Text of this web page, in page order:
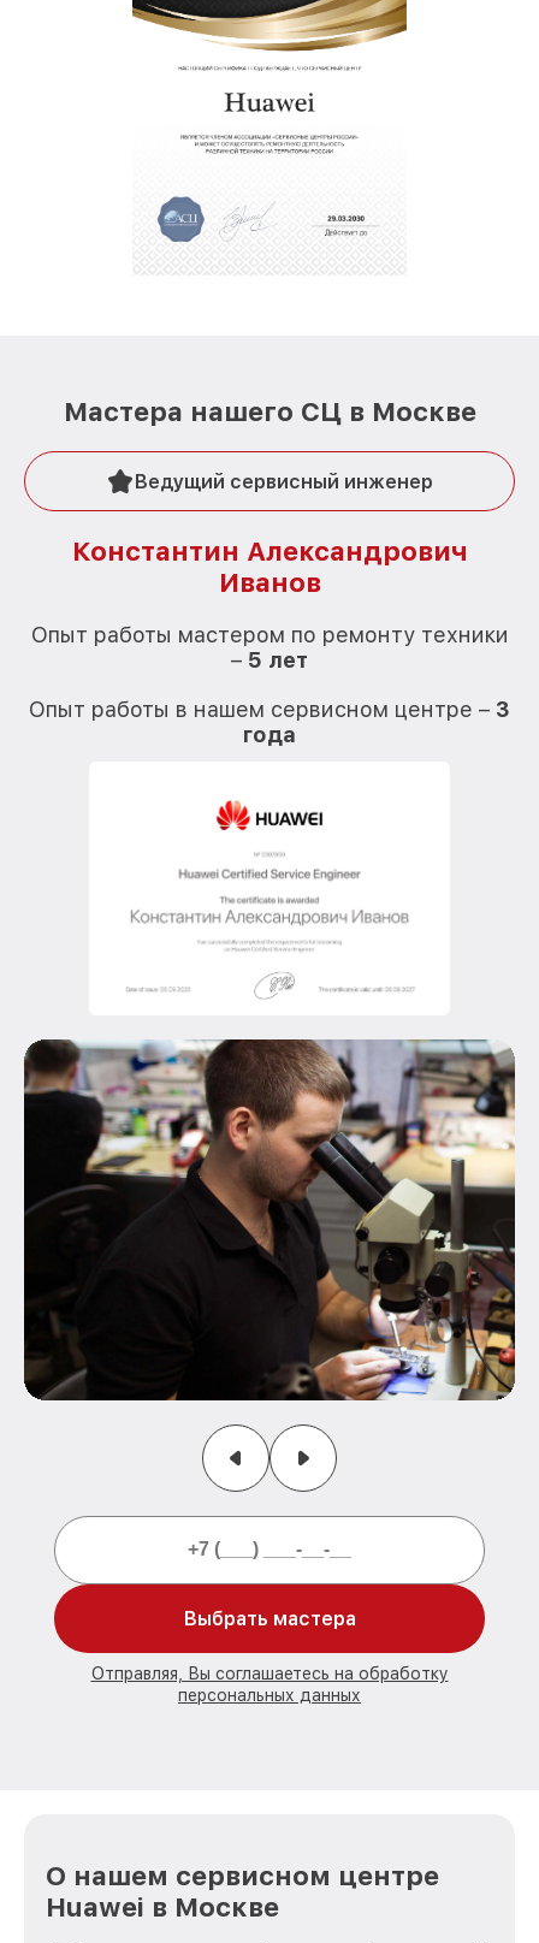
Мастера нашего СЦ в Москве
Ведущий сервисный инженер
Константин Александрович
Иванов
Опыт работы мастером по ремонту техники
– 5 лет
Опыт работы в нашем сервисном центре – 3
года
Выбрать мастера
Отправляя, Вы соглашаетесь на обработку
персональных данных
О нашем сервисном центре
Huawei в Москве